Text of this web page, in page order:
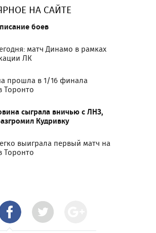
НА САЙТЕ
боев
матч Динамо в рамках
ЛК
прошла в 1/16 финала
Торонто
сыграла вничью с ЛНЗ,
Кудривку
выиграла первый матч на
Торонто